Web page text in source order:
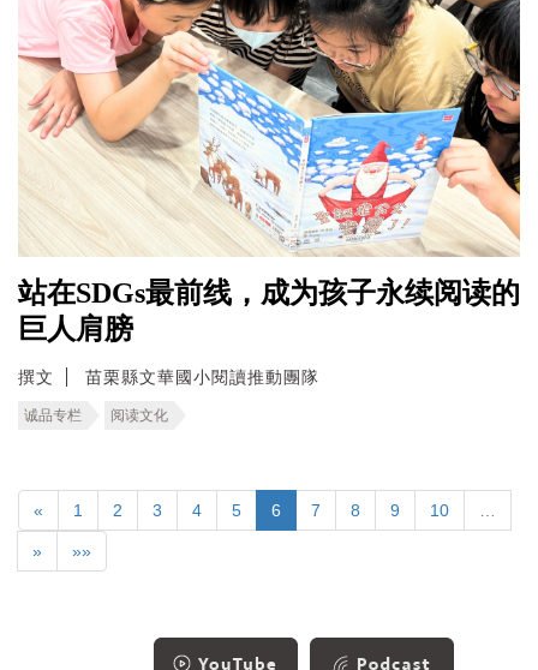
站在SDGs最前线，成为孩子永续阅读的
巨人肩膀
撰文 苗栗縣文華國小閱讀推動團隊
诚品专栏 阅读文化
« 1 2 3 4 5 6 7 8 9 10
» »»